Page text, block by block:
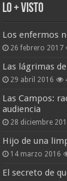
Lo + Visto
Los enfermos
26 febrero 2017
Las lágrimas
29 abril 2016
Las Campos:
audiencia
28 diciembre
Hijo de una
14 marzo 2016
El secreto de